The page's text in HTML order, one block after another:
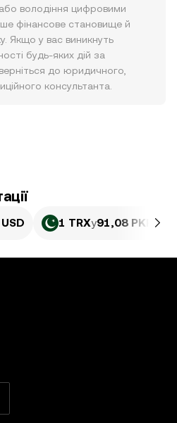
володіння цифровими
фінансове становище й
Якщо у вас виникнуть
будь-яких дій за
до юридичного,
консультанта.
1 TRXу91,08 PKR